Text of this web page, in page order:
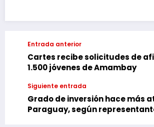
Entrada anterior
Cartes recibe solicitudes de
1.500 jóvenes de Amambay
Siguiente entrada
Grado de inversión hace más
Paraguay, según